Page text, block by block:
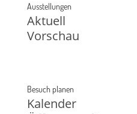
Ausstellungen
Aktuell
Vorschau
Besuch planen
Kalender